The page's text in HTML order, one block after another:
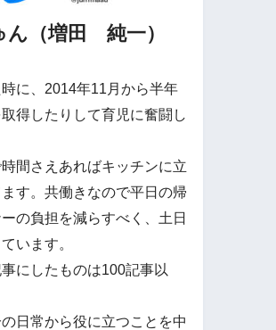
ん（増田 純一）
に、2014年11月から半年
取得したりして育児に奮闘し
間さえあればキッチンに立
す。共働きなので平日の帰
の負担を減らすべく、土日
います。
にしたものは100記事以
日常から役に立つことを中